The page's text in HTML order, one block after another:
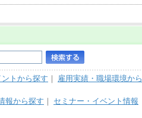
33万円～48万円
212,000円以上
京：月給202,000 円以上 、京都：月給19
円以上
205,000円以上
給185,000 円以上
給185,000 円以上
給224,500円以上
トから探す ｜ 雇用実績・職場環境から
報から探す ｜ セミナー・イベント情報